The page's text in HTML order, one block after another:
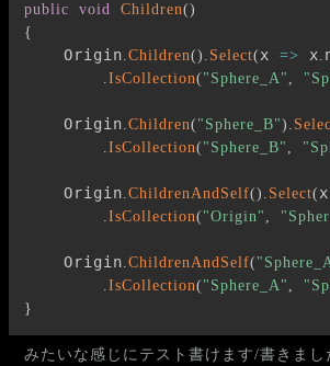
public
void Children()
{
    Origin
.Children() . Select(x => x.
.IsCollection( "Sphere_A" ,
    Origin
.Children( "Sphere_B") .
.IsCollection( "Sphere_B" ,
    Origin
.ChildrenAndSelf() . Select(x
.IsCollection( "Origin" ,
    Origin
.ChildrenAndSelf(
.IsCollection( "Sphere_A" ,
}
みたいな感じにテスト書けます/書きまし